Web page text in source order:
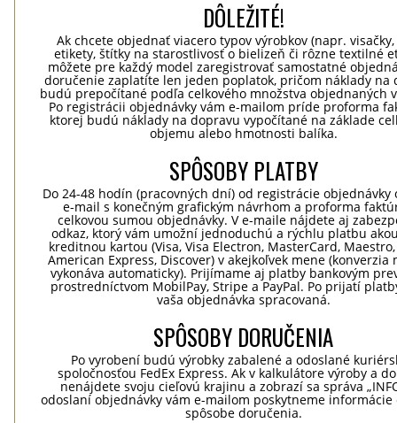
DÔLEŽITÉ!
Ak chcete objednať viacero typov výrobkov (napr.
etikety, štítky na starostlivosť o bielizeň či rôzne textilné
môžete pre každý model zaregistrovať samostatné
doručenie zaplatíte len jeden poplatok, pričom náklady na
budú prepočítané podľa celkového množstva objednaných
Po registrácii objednávky vám e-mailom príde proforma
ktorej budú náklady na dopravu vypočítané na základe
objemu alebo hmotnosti balíka.
SPÔSOBY PLATBY
Do 24-48 hodín (pracovných dní) od registrácie objednávky
e-mail s konečným grafickým návrhom a proforma
celkovou sumou objednávky. V e-maile nájdete aj
odkaz, ktorý vám umožní jednoduchú a rýchlu platbu
kreditnou kartou (Visa, Visa Electron, MasterCard,
American Express, Discover) v akejkoľvek mene (konverzia
vykonáva automaticky). Prijímame aj platby bankovým
prostredníctvom MobilPay, Stripe a PayPal. Po prijatí
vaša objednávka spracovaná.
SPÔSOBY DORUČENIA
Po vyrobení budú výrobky zabalené a odoslané
spoločnosťou FedEx Express. Ak v kalkulátore výroby a
nenájdete svoju cieľovú krajinu a zobrazí sa správa
odoslaní objednávky vám e-mailom poskytneme informácie
spôsobe doručenia.